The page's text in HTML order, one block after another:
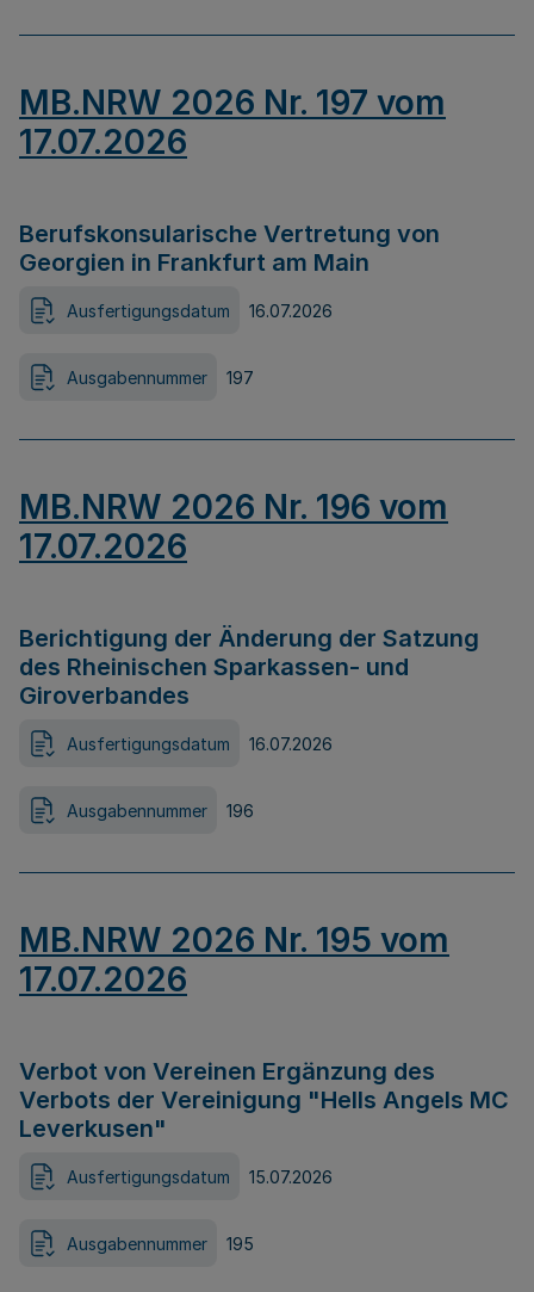
MB.NRW 2026 Nr. 197 vom
17.07.2026
Berufskonsularische Vertretung von
Georgien in Frankfurt am Main
Ausfertigungsdatum 16.07.2026
Ausgabennummer 197
MB.NRW 2026 Nr. 196 vom
17.07.2026
Berichtigung der Änderung der Satzung
des Rheinischen Sparkassen- und
Giroverbandes
Ausfertigungsdatum 16.07.2026
Ausgabennummer 196
MB.NRW 2026 Nr. 195 vom
17.07.2026
Verbot von Vereinen Ergänzung des
Verbots der Vereinigung "Hells Angels MC
Leverkusen"
Ausfertigungsdatum 15.07.2026
Ausgabennummer 195